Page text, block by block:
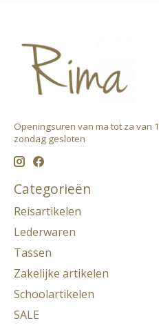
Openingsuren van ma tot za van
zondag gesloten
Categorieën
Reisartikelen
Lederwaren
Tassen
Zakelijke artikelen
Schoolartikelen
SALE